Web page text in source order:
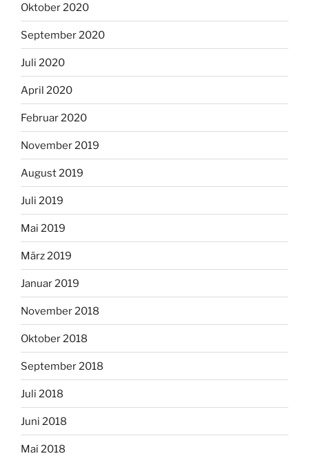
Oktober 2020
September 2020
Juli 2020
April 2020
Februar 2020
November 2019
August 2019
Juli 2019
Mai 2019
März 2019
Januar 2019
November 2018
Oktober 2018
September 2018
Juli 2018
Juni 2018
Mai 2018